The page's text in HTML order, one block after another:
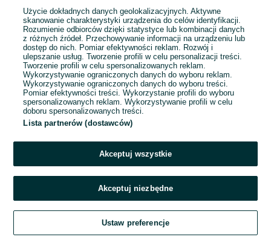
1 ... 10 ... 28
Zadzwoń / SMS
Użycie dokładnych danych geolokalizacyjnych. Aktywne
skanowanie charakterystyki urządzenia do celów identyfikacji.
Rozumienie odbiorców dzięki statystyce lub kombinacji danych
z różnych źródeł. Przechowywanie informacji na urządzeniu lub
dostęp do nich. Pomiar efektywności reklam. Rozwój i
ulepszanie usług. Tworzenie profili w celu personalizacji treści.
Tworzenie profili w celu spersonalizowanych reklam.
Wykorzystywanie ograniczonych danych do wyboru reklam.
Wykorzystywanie ograniczonych danych do wyboru treści.
Pomiar efektywności treści. Wykorzystanie profili do wyboru
spersonalizowanych reklam. Wykorzystywanie profili w celu
doboru spersonalizowanych treści.
Lista partnerów (dostawców)
Akceptuj wszystkie
Akceptuj niezbędne
Ustaw preferencje